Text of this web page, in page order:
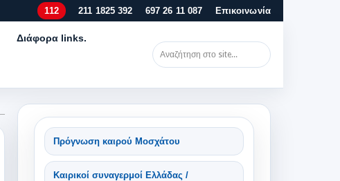
112 211 1825 392 697 26 11 087 Επικοινωνία
Διάφορα links.
Πρόγνωση καιρού Μοσχάτου
Καιρικοί συναγερμοί Ελλάδας /